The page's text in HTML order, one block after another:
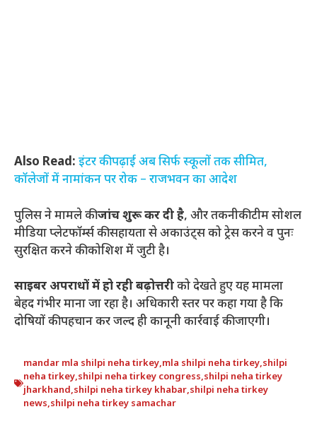
Also Read: इंटर की पढ़ाई अब सिर्फ स्कूलों तक सीमित,
कॉलेजों में नामांकन पर रोक – राजभवन का आदेश
पुलिस ने मामले कीजांच शुरू कर दी है, और तकनीकी टीम सोशल
मीडिया प्लेटफॉर्म्स की सहायता से अकाउंट्स को ट्रेस करने व पुनः
सुरक्षित करने की कोशिश में जुटी है।
साइबर अपराधों में हो रही बढ़ोत्तरीको देखते हुए यह मामला
बेहद गंभीर माना जा रहा है। अधिकारी स्तर पर कहा गया है कि
दोषियों की पहचान कर जल्द ही कानूनी कार्रवाई की जाएगी।
mandar mla shilpi neha tirkey,mla shilpi neha tirkey,shilpi
neha tirkey,shilpi neha tirkey congress,shilpi neha tirkey
jharkhand,shilpi neha tirkey khabar,shilpi neha tirkey
news,shilpi neha tirkey samachar